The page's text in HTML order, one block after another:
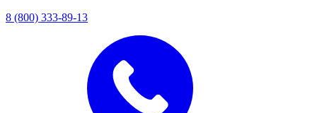
8 (800) 333-89-13